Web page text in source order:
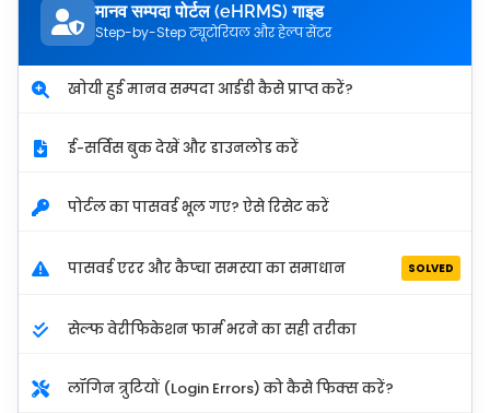
मानव सम्पदा पोर्टल (eHRMS) गाइड
Step-by-Step ट्यूटोरियल और हेल्प सेंटर
खोयी हुई मानव सम्पदा आईडी कैसे प्राप्त करें?
ई-सर्विस बुक देखें और डाउनलोड करें
पोर्टल का पासवर्ड भूल गए? ऐसे रिसेट करें
पासवर्ड एरर और कैप्चा समस्या का समाधान SOLVED
सेल्फ वेरीफिकेशन फार्म भरने का सही तरीका
लॉगिन त्रुटियों (Login Errors) को कैसे फिक्स करें?